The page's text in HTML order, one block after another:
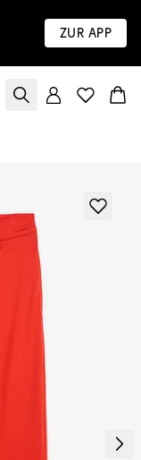
Zur App